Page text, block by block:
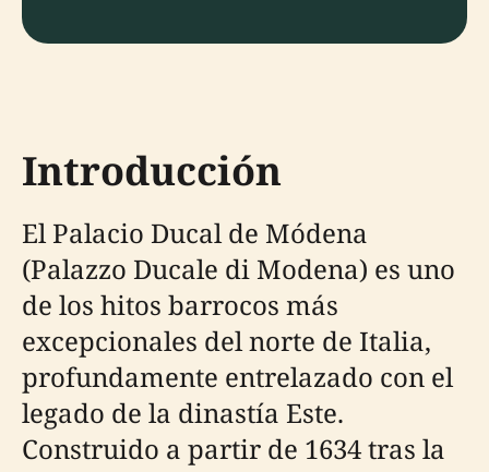
Introducción
El Palacio Ducal de Módena
(Palazzo Ducale di Modena) es uno
de los hitos barrocos más
excepcionales del norte de Italia,
profundamente entrelazado con el
legado de la dinastía Este.
Construido a partir de 1634 tras la